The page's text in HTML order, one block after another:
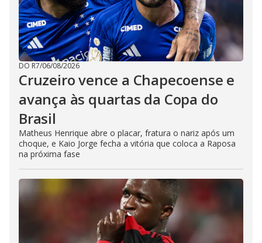
DO R7/06/08/2026
Cruzeiro vence a Chapecoense e
avança às quartas da Copa do
Brasil
Matheus Henrique abre o placar, fratura o nariz após um
choque, e Kaio Jorge fecha a vitória que coloca a Raposa
na próxima fase